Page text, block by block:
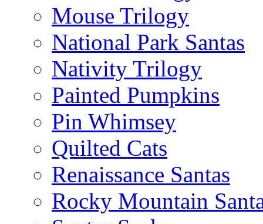
Mouse Trilogy
National Park Santas
Nativity Trilogy
Painted Pumpkins
Pin Whimsey
Quilted Cats
Renaissance Santas
Rocky Mountain